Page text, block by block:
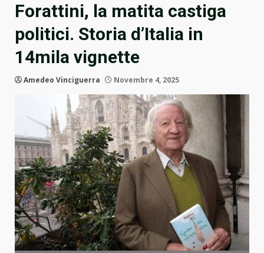
Forattini, la matita castiga
politici. Storia d’Italia in
14mila vignette
Amedeo Vinciguerra Novembre 4, 2025